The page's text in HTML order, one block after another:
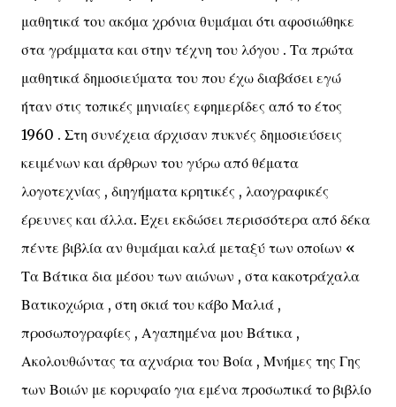
μαθητικά του ακόμα χρόνια θυμάμαι ότι αφοσιώθηκε
στα γράμματα και στην τέχνη του λόγου . Τα πρώτα
μαθητικά δημοσιεύματα του που έχω διαβάσει εγώ
ήταν στις τοπικές μηνιαίες εφημερίδες από το έτος
1960 . Στη συνέχεια άρχισαν πυκνές δημοσιεύσεις
κειμένων και άρθρων του γύρω από θέματα
λογοτεχνίας , διηγήματα κρητικές , λαογραφικές
έρευνες και άλλα. Έχει εκδώσει περισσότερα από δέκα
πέντε βιβλία αν θυμάμαι καλά μεταξύ των οποίων «
Τα Βάτικα δια μέσου των αιώνων , στα κακοτράχαλα
Βατικοχώρια , στη σκιά του κάβο Μαλιά ,
προσωπογραφίες , Αγαπημένα μου Βάτικα ,
Ακολουθώντας τα αχνάρια του Βοία , Μνήμες της Γης
των Βοιών με κορυφαίο για εμένα προσωπικά το βιβλίο